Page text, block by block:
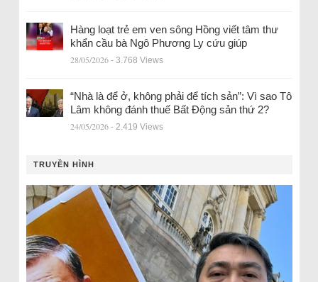
Hàng loạt trẻ em ven sông Hồng viết tâm thư
khẩn cầu bà Ngô Phương Ly cứu giúp
28/05/2026 - 3.768 Views
“Nhà là để ở, không phải để tích sản”: Vì sao Tô
Lâm không đánh thuế Bất Động sản thứ 2?
24/05/2026 - 2.419 Views
TRUYỀN HÌNH